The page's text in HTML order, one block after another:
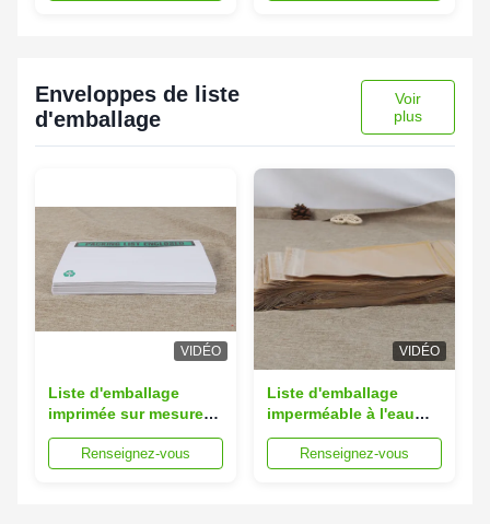
Enveloppes de liste
d'emballage
Voir
plus
VIDÉO
Liste d'emballage
imprimée sur mesure
Enveloppes Logistique
Emballage Sac à dos
Renseignez-vous
VIDÉO
Liste d'emballage
imperméable à l'eau
Enveloppes 15x20 cm
Sacs en papier collé
Renseignez-vous